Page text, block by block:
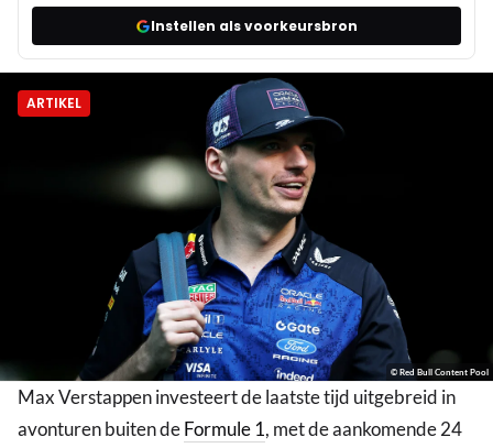
Instellen als voorkeursbron
ARTIKEL
© Red Bull Content Pool
Max Verstappen investeert de laatste tijd uitgebreid in
avonturen buiten deFormule 1, met de aankomende 24